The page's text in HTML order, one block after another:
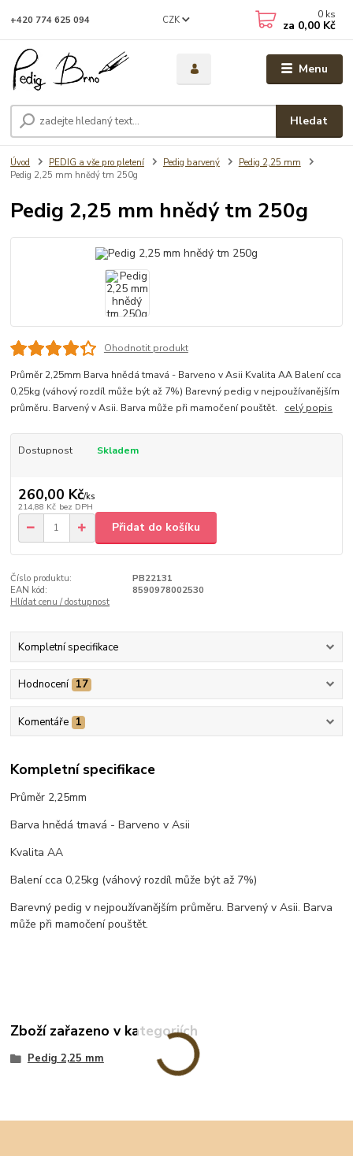
Menu
CZK
Hledat
+420 774 625 094 0 ks
za 0,00 Kč
Úvod PEDIG a vše pro pletení Pedig barvený
Pedig 2,25 mm
Pedig 2,25 mm hnědý tm 250g
Pedig 2,25 mm hnědý tm 250g
Ohodnotit produkt
Průměr 2,25mm Barva hnědá tmavá - Barveno v Asii Kvalita AA Balení cca
0,25kg (váhový rozdíl může být až 7%) Barevný pedig v nejpoužívanějším
průměru. Barvený v Asii. Barva může při mamočení pouštět. celý popis
Dostupnost Skladem
260,00 Kč/ks
214,88 Kč bez DPH
Přidat do košíku
Číslo produktu:
PB22131
EAN kód:
8590978002530
Hlídat cenu / dostupnost
Kompletní specifikace
Hodnocení 17
Komentáře 1
Kompletní specifikace
Průměr 2,25mm
Barva hnědá tmavá - Barveno v Asii
Kvalita AA
Balení cca 0,25kg (váhový rozdíl může být až 7%)
Barevný pedig v nejpoužívanějším průměru. Barvený v Asii. Barva
může při mamočení pouštět.
Zboží zařazeno v kategoriích
Pedig 2,25 mm